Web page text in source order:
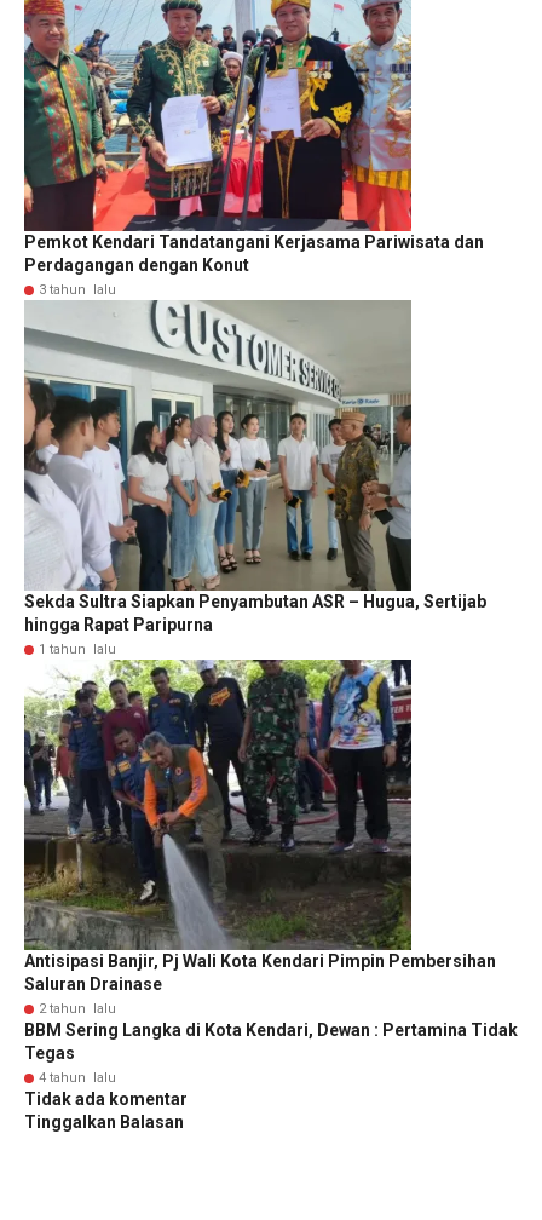
Pemkot Kendari Tandatangani Kerjasama Pariwisata dan
Perdagangan dengan Konut
3 tahun lalu
Sekda Sultra Siapkan Penyambutan ASR – Hugua, Sertijab
hingga Rapat Paripurna
1 tahun lalu
Antisipasi Banjir, Pj Wali Kota Kendari Pimpin Pembersihan
Saluran Drainase
2 tahun lalu
BBM Sering Langka di Kota Kendari, Dewan : Pertamina Tidak
Tegas
4 tahun lalu
Tidak ada komentar
Tinggalkan Balasan